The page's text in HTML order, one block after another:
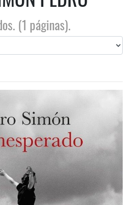
(1 páginas).